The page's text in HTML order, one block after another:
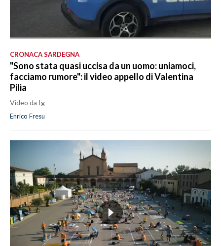
CRONACA SARDEGNA
"Sono stata quasi uccisa da un uomo: uniamoci,
facciamo rumore": il video appello di Valentina
Pilia
Video da Ig
Enrico Fresu